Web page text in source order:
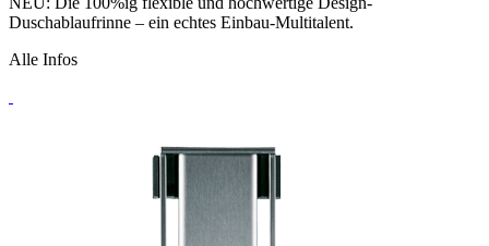
Duschablaufrinne – ein echtes Einbau-Multitalent.
Alle Infos